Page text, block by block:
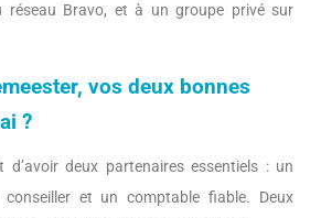
réseau Bravo, et à un groupe privé sur
vos deux bonnes
?
d’avoir deux partenaires essentiels : un
et un comptable fiable. Deux